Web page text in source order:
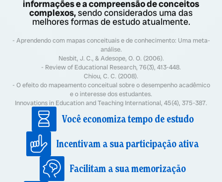
informações e a compreensão de conceitos
complexos,sendo considerados uma das
melhores formas de estudo atualmente.
- Aprendendo com mapas conceituais e de conhecimento: Uma meta-
análise.
Nesbit, J. C., & Adesope, O. O. (2006).
- Review of Educational Research, 76(3), 413-448.
Chiou, C. C. (2008).
- O efeito do mapeamento conceitual sobre o desempenho acadêmico
e o interesse dos estudantes.
Innovations in Education and Teaching International, 45(4), 375-387.
Você economiza tempo de estudo
Incentivam a sua participação ativa
Facilitam a sua memorização